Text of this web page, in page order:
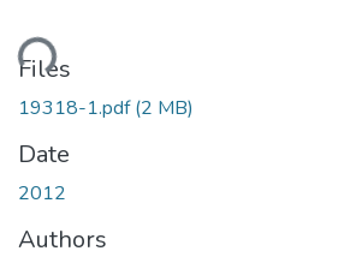
Files
19318-1.pdf(2 MB)
Date
2012
Authors